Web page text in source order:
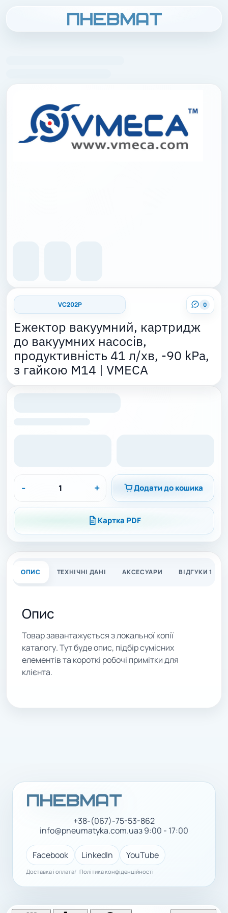
0
VC202P
Ежектор вакуумний, картридж
до вакуумних насосів,
продуктивність 41 л/хв, -90 kPa,
з гайкою М14 | VMECA
- + Додати до кошика
Картка PDF
ОПИС ТЕХНІЧНІ ДАНІ АКСЕСУАРИ ВІДГУКИ 1
Опис
Товар завантажується з локальної копії
каталогу. Тут буде опис, підбір сумісних
елементів та короткі робочі примітки для
клієнта.
+38-(067)-75-53-862
info@pneumatyka.com.uaз 9:00 - 17:00
Facebook LinkedIn YouTube
Доставка і оплата Політика конфіденційності